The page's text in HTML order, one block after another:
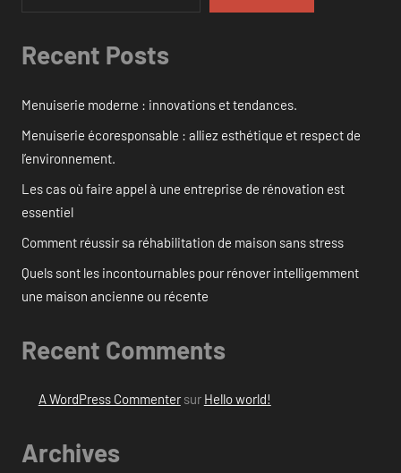
Recent Posts
Menuiserie moderne : innovations et tendances.
Menuiserie écoresponsable : alliez esthétique et respect de
l’environnement.
Les cas où faire appel à une entreprise de rénovation est
essentiel
Comment réussir sa réhabilitation de maison sans stress
Quels sont les incontournables pour rénover intelligemment
une maison ancienne ou récente
Recent Comments
A WordPress Commentersur Hello world!
Archives